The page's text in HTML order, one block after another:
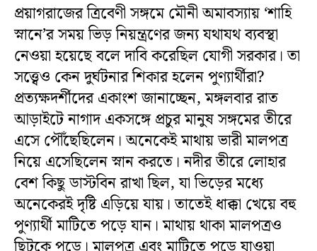
প্রয়াগরাজের ত্রিবেণী সঙ্গমে মৌনী অমাবস্যায় ‘শাহি
স্নানে’র সময় ভিড় নিয়ন্ত্রণের জন্য যথাযথ ব্যবস্থা
নেওয়া হয়েছে বলে দাবি করেছিল যোগী সরকার। তা
সত্ত্বেও কেন দুর্ঘটনার শিকার হলেন পুণ্যার্থীরা?
প্রত্যক্ষদর্শীদের একাংশ জানাচ্ছেন, মঙ্গলবার রাত
আড়াইটে নাগাদ একসঙ্গে প্রচুর মানুষ সঙ্গমের তীরে
এসে পৌঁছেছিলেন। অনেকেই মাথায় ভারী মালপত্র
নিয়ে এসেছিলেন স্নান করতে। নদীর তীরে লোহার
বেশ কিছু ডাস্টবিন রাখা ছিল, যা ভিড়ের মধ্যে
অনেকেরই দৃষ্টি এড়িয়ে যায়। তাতেই ধাক্কা খেয়ে বহু
পুণ্যার্থী মাটিতে পড়ে যান। মাথায় থাকা মালপত্রও